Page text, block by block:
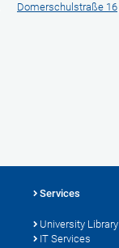
Domerschulstraße 16
Services
University Library
IT Services